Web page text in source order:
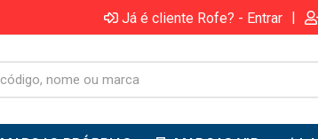
Já é cliente Rofe? - Entrar |